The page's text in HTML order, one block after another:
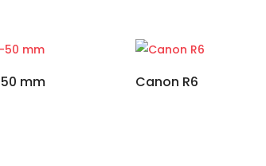
mm Canon R6